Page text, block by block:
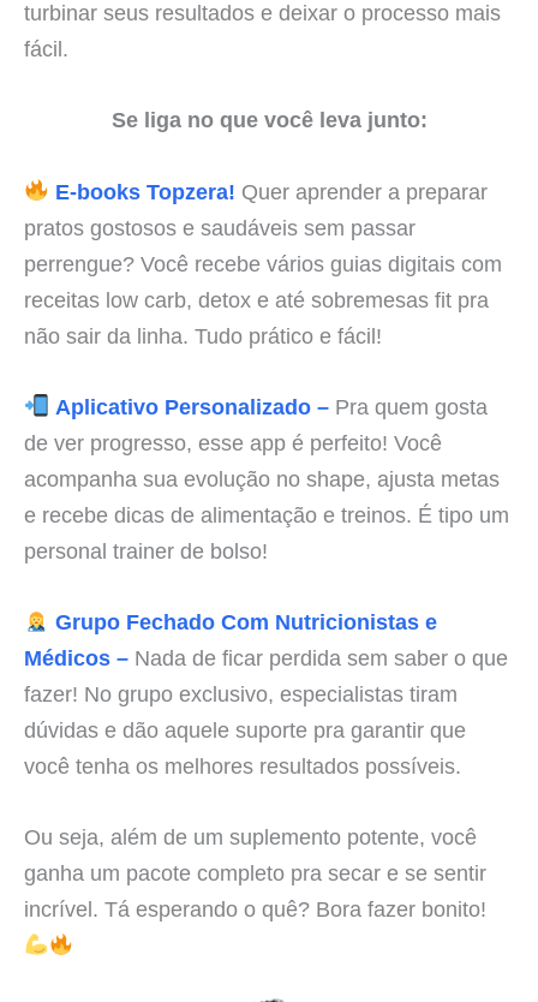
turbinar seus resultados e deixar o processo mais
fácil.
Se liga no que você leva junto:
E-books Topzera! Quer aprender a preparar
pratos gostosos e saudáveis sem passar
perrengue? Você recebe vários guias digitais com
receitas low carb, detox e até sobremesas fit pra
não sair da linha. Tudo prático e fácil!
Aplicativo Personalizado –Pra quem gosta
de ver progresso, esse app é perfeito! Você
acompanha sua evolução no shape, ajusta metas
e recebe dicas de alimentação e treinos. É tipo um
personal trainer de bolso!
Grupo Fechado Com Nutricionistas e
Médicos – Nada de ficar perdida sem saber o que
fazer! No grupo exclusivo, especialistas tiram
dúvidas e dão aquele suporte pra garantir que
você tenha os melhores resultados possíveis.
Ou seja, além de um suplemento potente, você
ganha um pacote completo pra secar e se sentir
incrível. Tá esperando o quê? Bora fazer bonito!